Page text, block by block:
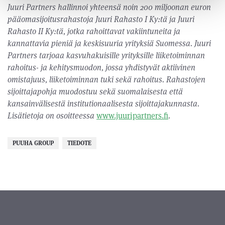
Juuri Partners hallinnoi yhteensä noin 200 miljoonan euron
pääomasijoitusrahastoja Juuri Rahasto I Ky:tä ja Juuri
Rahasto II Ky:tä, jotka rahoittavat vakiintuneita ja
kannattavia pieniä ja keskisuuria yrityksiä Suomessa. Juuri
Partners tarjoaa kasvuhakuisille yrityksille liiketoiminnan
rahoitus- ja kehitysmuodon, jossa yhdistyvät aktiivinen
omistajuus, liiketoiminnan tuki sekä rahoitus. Rahastojen
sijoittajapohja muodostuu sekä suomalaisesta että
kansainvälisestä institutionaalisesta sijoittajakunnasta.
Lisätietoja on osoitteessa www.juuripartners.fi.
PUUHA GROUP TIEDOTE